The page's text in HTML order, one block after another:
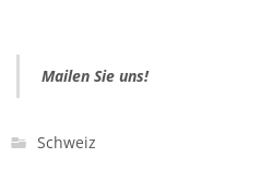
Mailen Sie uns!
Schweiz